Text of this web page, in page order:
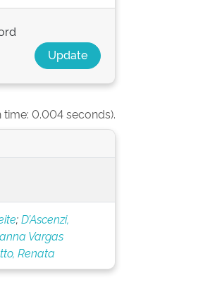
time: 0.004 seconds).
;D’Ascenzi,
Vargas
Renata